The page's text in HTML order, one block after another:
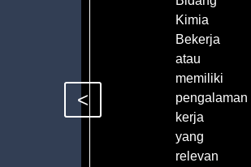
Kimia
Bekerja
atau
memiliki
pengalaman
kerja
yang
relevan
<